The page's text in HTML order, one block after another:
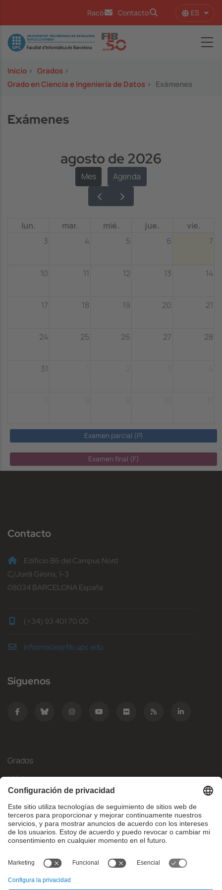
Racó Contacto ES
Image
Inicio > Grados >
Grado en Ciencia e Ingeniería de Datos > Exámenes
Exámenes
agosto de 2026
Mes Agenda
lun. mar. mié. jue.
vie.
3
4 5 6 7
10 11 12 13 14
17 18 19 20 21
24 25 26 27 28
31
Examen parcial (P)
Examen final (F)
Contacto
Edificio B6 del Campus Nord
C/Jordi Girona, 1-3
08034 BARCELONA España
(+34) 93 401 70 00
informacio@fib.upc.edu
Síguenos
Grados
Másteres
Movilidad Internacional
Investigación
Empresa
¿Qué necesitas?